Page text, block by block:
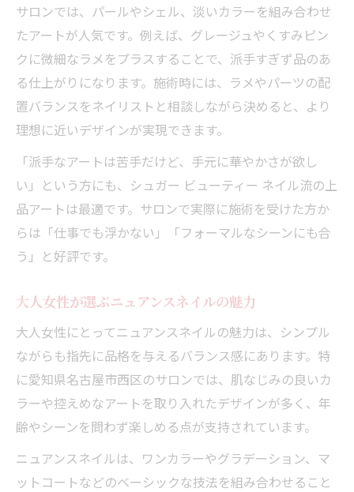
サロンでは、パールやシェル、淡いカラーを組み合わせ
たアートが人気です。例えば、グレージュやくすみピン
クに微細なラメをプラスすることで、派手すぎず品のあ
る仕上がりになります。施術時には、ラメやパーツの配
置バランスをネイリストと相談しながら決めると、より
理想に近いデザインが実現できます。
「派手なアートは苦手だけど、手元に華やかさが欲し
い」という方にも、シュガー ビューティー ネイル流の上
品アートは最適です。サロンで実際に施術を受けた方か
らは「仕事でも浮かない」「フォーマルなシーンにも合
う」と好評です。
大人女性が選ぶニュアンスネイルの魅力
大人女性にとってニュアンスネイルの魅力は、シンプル
ながらも指先に品格を与えるバランス感にあります。特
に愛知県名古屋市西区のサロンでは、肌なじみの良いカ
ラーや控えめなアートを取り入れたデザインが多く、年
齢やシーンを問わず楽しめる点が支持されています。
ニュアンスネイルは、ワンカラーやグラデーション、マ
ットコートなどのベーシックな技法を組み合わせること